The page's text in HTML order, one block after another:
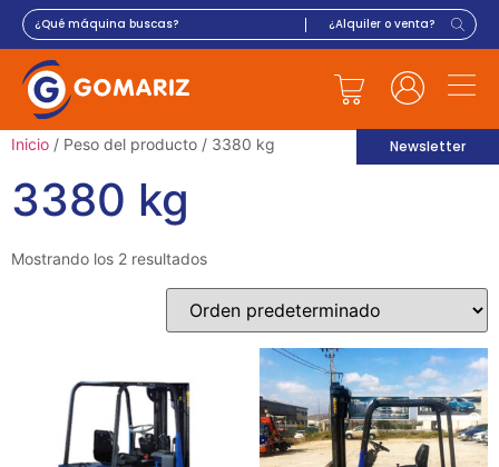
Newsletter
Inicio / Peso del producto / 3380 kg
3380 kg
Mostrando los 2 resultados